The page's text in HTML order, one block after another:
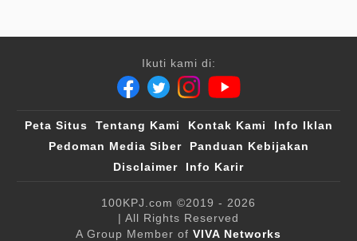
Ikuti kami di:
Peta Situs Tentang Kami Kontak Kami
Info Iklan
Pedoman Media Siber
Panduan Kebijakan
Disclaimer
Info Karir
100KPJ.com ©2019 - 2026
| All Rights Reserved
A Group Member of VIVA Networks